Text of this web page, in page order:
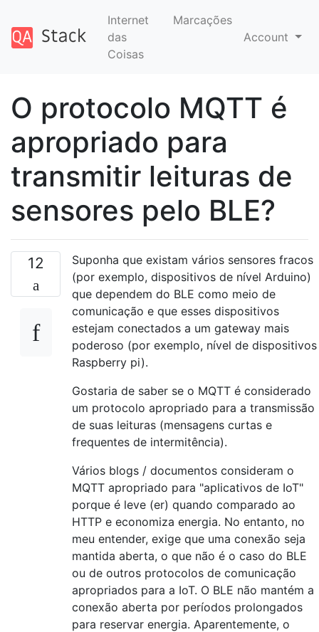
Internet
das
Coisas
Marcações
Account
O protocolo MQTT é
apropriado para
transmitir leituras de
sensores pelo BLE?
12
Suponha que existam vários sensores fracos
(por exemplo, dispositivos de nível Arduino)
que dependem do BLE como meio de
comunicação e que esses dispositivos
estejam conectados a um gateway mais
poderoso (por exemplo, nível de dispositivos
Raspberry pi).
Gostaria de saber se o MQTT é considerado
um protocolo apropriado para a transmissão
de suas leituras (mensagens curtas e
frequentes de intermitência).
Vários blogs / documentos consideram o
MQTT apropriado para "aplicativos de IoT"
porque é leve (er) quando comparado ao
HTTP e economiza energia. No entanto, no
meu entender, exige que uma conexão seja
mantida aberta, o que não é o caso do BLE
ou de outros protocolos de comunicação
apropriados para a IoT. O BLE não mantém a
conexão aberta por períodos prolongados
para reservar energia. Aparentemente, o